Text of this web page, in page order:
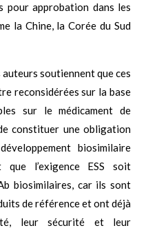
pour approbation dans les
la Chine, la Corée du Sud
auteurs soutiennent que ces
reconsidérées sur la base
sur le médicament de
constituer une obligation
biosimilaire
que l’exigence ESS soit
biosimilaires, car ils sont
de référence et ont déjà
leur sécurité et leur